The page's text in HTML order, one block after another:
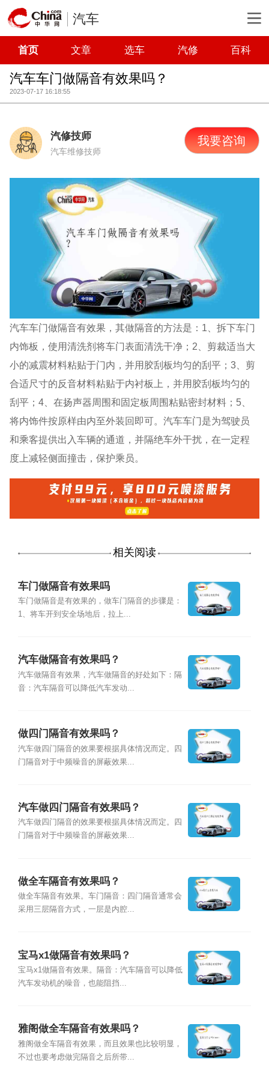
汽车
首页 文章 选车 汽修 百科
汽车车门做隔音有效果吗？
2023-07-17 16:18:55
汽修技师
汽车维修技师
我要咨询
汽车车门做隔音有效果，其做隔音的方法是：1、拆下车门
内饰板，使用清洗剂将车门表面清洗干净；2、剪裁适当大
小的减震材料粘贴于门内，并用胶刮板均匀的刮平；3、剪
合适尺寸的反音材料粘贴于内衬板上，并用胶刮板均匀的
刮平；4、在扬声器周围和固定板周围粘贴密封材料；5、
将内饰件按原样由内至外装回即可。汽车车门是为驾驶员
和乘客提供出入车辆的通道，并隔绝车外干扰，在一定程
度上减轻侧面撞击，保护乘员。
相关阅读
车门做隔音有效果吗
车门做隔音是有效果的，做车门隔音的步骤是：
1、将车开到安全场地后，拉上...
汽车做隔音有效果吗？
汽车做隔音有效果，汽车做隔音的好处如下：隔
音：汽车隔音可以降低汽车发动...
做四门隔音有效果吗？
汽车做四门隔音的效果要根据具体情况而定。四
门隔音对于中频噪音的屏蔽效果...
汽车做四门隔音有效果吗？
汽车做四门隔音的效果要根据具体情况而定。四
门隔音对于中频噪音的屏蔽效果...
做全车隔音有效果吗？
做全车隔音有效果。车门隔音：四门隔音通常会
采用三层隔音方式，一层是内腔...
宝马x1做隔音有效果吗？
宝马x1做隔音有效果。隔音：汽车隔音可以降低
汽车发动机的噪音，也能阻挡...
雅阁做全车隔音有效果吗？
雅阁做全车隔音有效果，而且效果也比较明显，
不过也要考虑做完隔音之后所带...